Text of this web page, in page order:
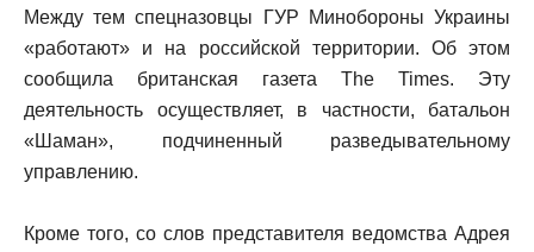
Между тем спецназовцы ГУР Минобороны Украины
«работают» и на российской территории. Об этом
сообщила британская газета The Times. Эту
деятельность осуществляет, в частности, батальон
«Шаман», подчиненный разведывательному
управлению.
Кроме того, со слов представителя ведомства Адрея